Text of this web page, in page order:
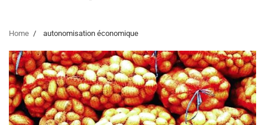
Home autonomisation économique